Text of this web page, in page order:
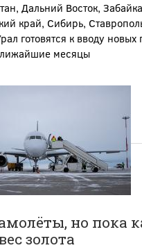
Дальний Восток,
край, Сибирь,
готовятся к вводу
месяцы
но пока
золота